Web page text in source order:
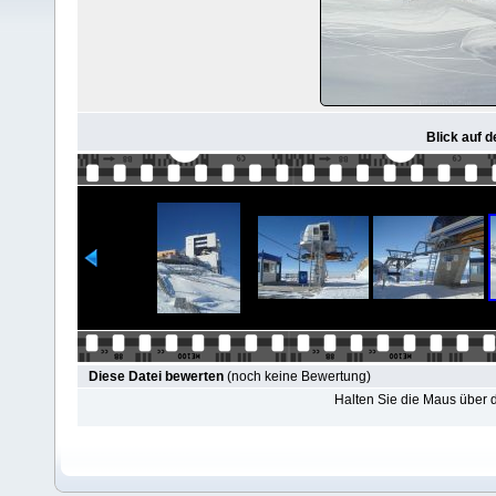
Blick auf
Diese Datei bewerten (noch keine Bewertung)
Halten Sie die Maus über